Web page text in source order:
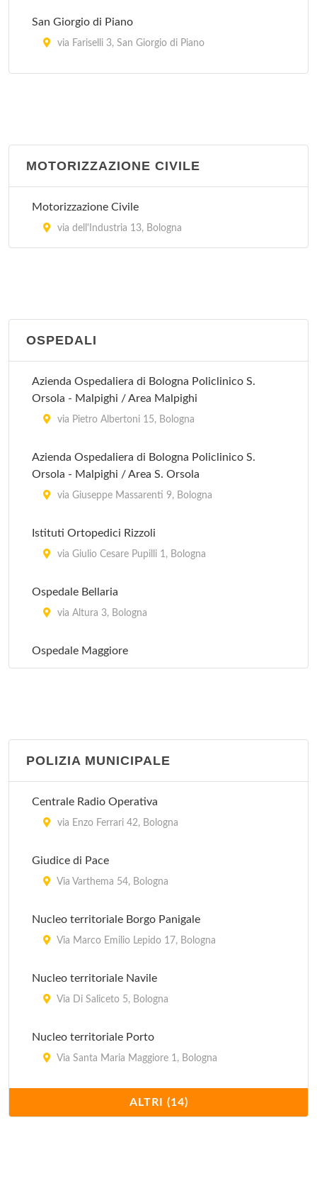
San Giorgio di Piano
via Fariselli 3, San Giorgio di Piano
Vergato
via Papa Giovanni XXIII 12, Vergato
MOTORIZZAZIONE CIVILE
Motorizzazione Civile
via dell'Industria 13, Bologna
OSPEDALI
Azienda Ospedaliera di Bologna Policlinico S.
Orsola - Malpighi / Area Malpighi
via Pietro Albertoni 15, Bologna
Azienda Ospedaliera di Bologna Policlinico S.
Orsola - Malpighi / Area S. Orsola
via Giuseppe Massarenti 9, Bologna
Istituti Ortopedici Rizzoli
via Giulio Cesare Pupilli 1, Bologna
Ospedale Bellaria
via Altura 3, Bologna
Ospedale Maggiore
POLIZIA MUNICIPALE
Centrale Radio Operativa
via Enzo Ferrari 42, Bologna
Giudice di Pace
Via Varthema 54, Bologna
Nucleo territoriale Borgo Panigale
Via Marco Emilio Lepido 17, Bologna
Nucleo territoriale Navile
Via Di Saliceto 5, Bologna
Nucleo territoriale Porto
Via Santa Maria Maggiore 1, Bologna
Nucleo territoriale Reno
Via Battindarno 123, Bologna
ALTRI (14)